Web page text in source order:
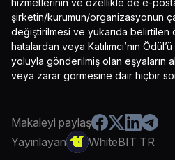
hizmetlerinin ve özellikle de e-
şirketin/kurumun/organizasyonun
değiştirilmesi ve yukarıda belirtilen
hatalardan veya Katılımcı’nın
yoluyla gönderilmiş olan eşyaların
veya zarar görmesine dair hiçbir
Makaleyi paylaş
Yayınlayan
WhiteBIT TR